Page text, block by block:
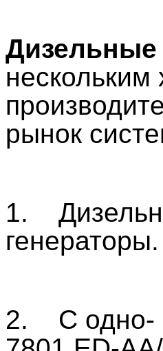
Дизельные
рынок
1.
генераторы.
2. С одно-